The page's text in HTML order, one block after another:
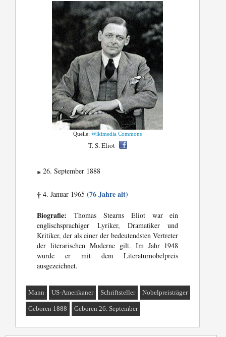
Quelle:Wikimedia Commons
T. S. Eliot
* 26. September 1888
† 4. Januar 1965(76 Jahre alt)
Biografie: Thomas Stearns Eliot war ein
englischsprachiger Lyriker, Dramatiker und
Kritiker, der als einer der bedeutendsten Vertreter
der literarischen Moderne gilt. Im Jahr 1948
wurde er mit dem Literaturnobelpreis
ausgezeichnet.
Mann US-Amerikaner Schriftsteller Nobelpreisträger
Geboren 1888 Geboren 26. September